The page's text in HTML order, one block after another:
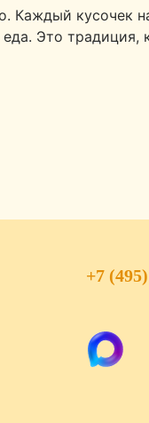
Каждый кусочек
Это
+7